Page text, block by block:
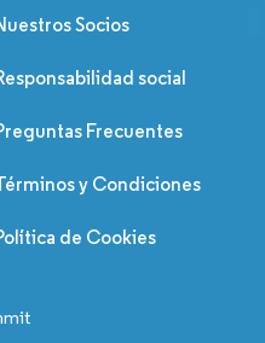
Socios
social
Frecuentes
y Condiciones
de Cookies